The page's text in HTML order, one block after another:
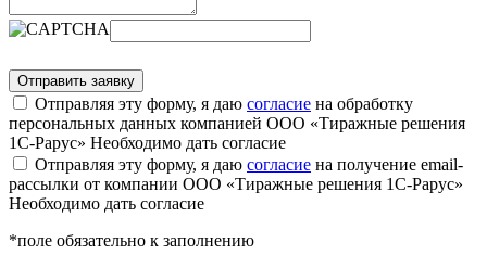
Отправляя эту форму, я даю согласие на обработку
персональных данных компанией ООО «Тиражные решения
1С-Рарус» Необходимо дать согласие
Отправляя эту форму, я даю согласие на получение email-
рассылки от компании ООО «Тиражные решения 1С-Рарус»
Необходимо дать согласие
*поле обязательно к заполнению